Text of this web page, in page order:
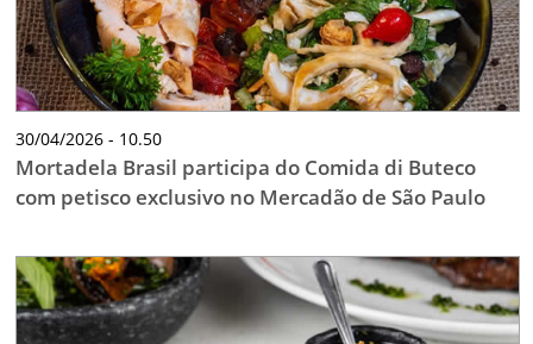
30/04/2026 - 10.50
Mortadela Brasil participa do Comida di Buteco
com petisco exclusivo no Mercadão de São Paulo